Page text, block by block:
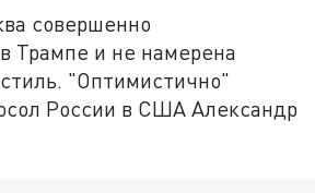
совершенно
Трампе и не намерена
"Оптимистично"
России в США Александр